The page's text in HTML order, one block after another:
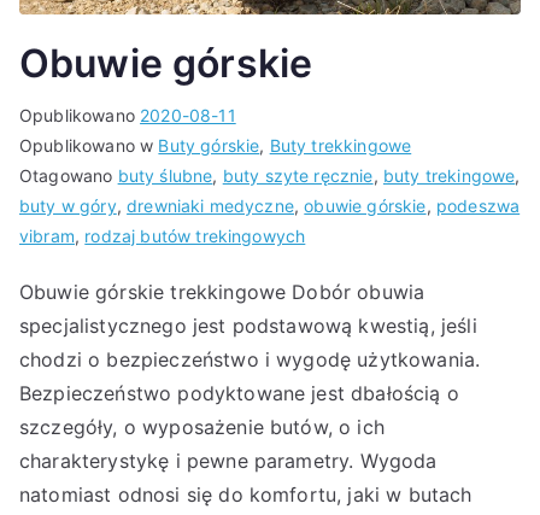
Obuwie górskie
Opublikowano 2020-08-11
Opublikowano w Buty górskie, Buty trekkingowe
Otagowano buty ślubne, buty szyte ręcznie, buty trekingowe,
buty w góry,drewniaki medyczne,obuwie górskie, podeszwa
vibram, rodzaj butów trekingowych
Obuwie górskie trekkingowe Dobór obuwia
specjalistycznego jest podstawową kwestią, jeśli
chodzi o bezpieczeństwo i wygodę użytkowania.
Bezpieczeństwo podyktowane jest dbałością o
szczegóły, o wyposażenie butów, o ich
charakterystykę i pewne parametry. Wygoda
natomiast odnosi się do komfortu, jaki w butach